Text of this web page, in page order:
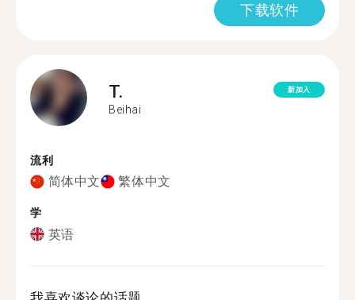
下载软件
T.
Beihai
新加入
流利
简体中文 繁体中文
学
英语